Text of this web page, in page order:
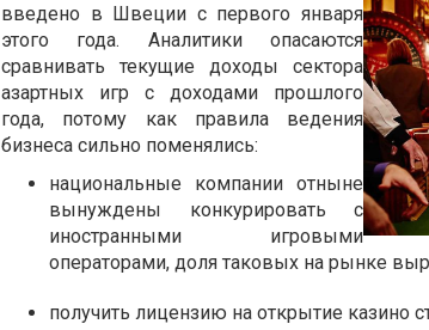
введено в Швеции с первого января
этого года. Аналитики опасаются
сравнивать текущие доходы сектора
азартных игр с доходами прошлого
года, потому как правила ведения
бизнеса сильно поменялись:
национальные компании отныне
вынуждены конкурировать с
иностранными игровыми
операторами, доля таковых на рынке
получить лицензию на открытие казино